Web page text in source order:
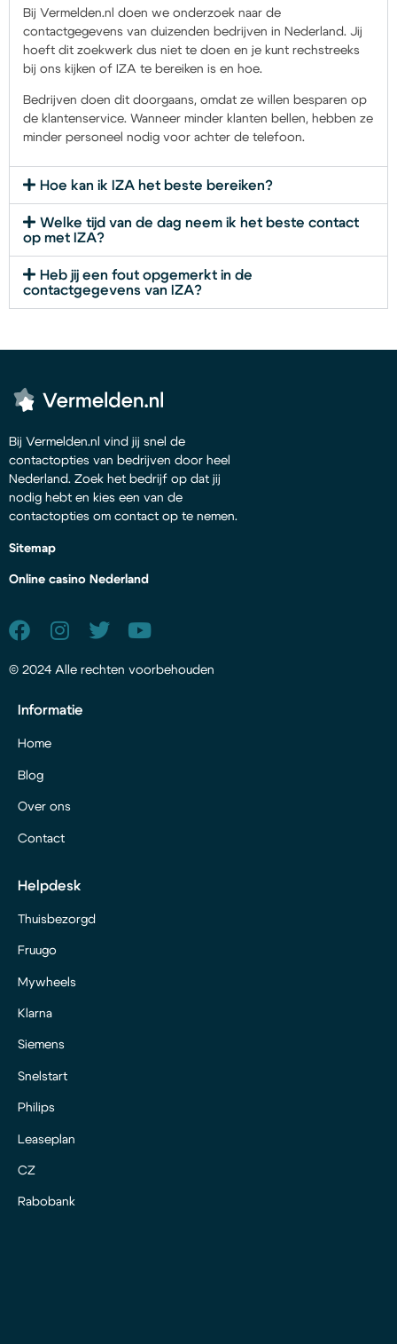
Bij Vermelden.nl doen we onderzoek naar de
contactgegevens van duizenden bedrijven in Nederland. Jij
hoeft dit zoekwerk dus niet te doen en je kunt rechstreeks
bij ons kijken of IZA te bereiken is en hoe.
Bedrijven doen dit doorgaans, omdat ze willen besparen op
de klantenservice. Wanneer minder klanten bellen, hebben ze
minder personeel nodig voor achter de telefoon.
Hoe kan ik IZA het beste bereiken?
Welke tijd van de dag neem ik het beste contact
op met IZA?
Heb jij een fout opgemerkt in de
contactgegevens van IZA?
Bij Vermelden.nl vind jij snel de
contactopties van bedrijven door heel
Nederland. Zoek het bedrijf op dat jij
nodig hebt en kies een van de
contactopties om contact op te nemen.
Sitemap
Online casino Nederland
© 2024 Alle rechten voorbehouden
Informatie
Home
Blog
Over ons
Contact
Helpdesk
Thuisbezorgd
Fruugo
Mywheels
Klarna
Siemens
Snelstart
Philips
Leaseplan
CZ
Rabobank